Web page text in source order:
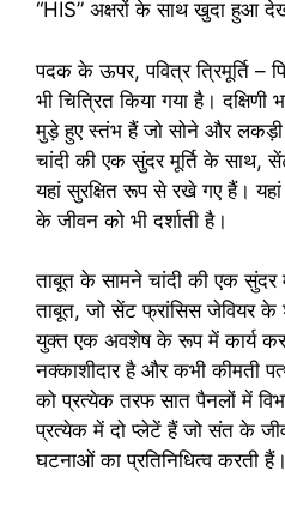
“HIS” अक्षरों के साथ खुदा हुआ
पदक के ऊपर, पवित्र त्रिमूर्ति –
भी चित्रित किया गया है।
मुड़े हुए स्तंभ हैं जो सोने और
चांदी की एक सुंदर मूर्ति के साथ,
यहां सुरक्षित रूप से रखे गए हैं।
के जीवन को भी दर्शाती है।
ताबूत के सामने चांदी की एक सुंदर
ताबूत, जो सेंट फ्रांसिस जेवियर के
युक्त एक अवशेष के रूप में कार्य
नक्काशीदार है और कभी कीमती
को प्रत्येक तरफ सात पैनलों में
प्रत्येक में दो प्लेटें हैं जो संत के
घटनाओं का प्रतिनिधित्व करती हैं।